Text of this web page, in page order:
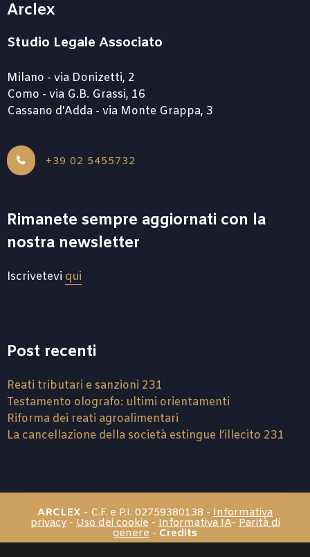
Arclex
Studio Legale Associato
Milano - via Donizetti, 2
Como - via G.B. Grassi, 16
Cassano d'Adda - via Monte Grappa, 3
+39 02 5455732
Rimanete sempre aggiornati con la
nostra newsletter
Iscrivetevi qui
Post recenti
Reati tributari e sanzioni 231
Testamento olografo: ultimi orientamenti
Riforma dei reati agroalimentari
La cancellazione della società estingue l’illecito 231
ARCLEX - C.F. e P.I. 02759380138 - Informativa
privacy-Uso dei cookie-Informativa IA-Parità di
genere - Credits